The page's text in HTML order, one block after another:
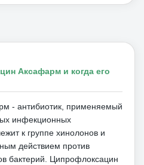
Аксафарм и когда его
- антибиотик, применяемый
инфекционных
к группе хинолонов и
действием против
бактерий. Ципрофлоксацин